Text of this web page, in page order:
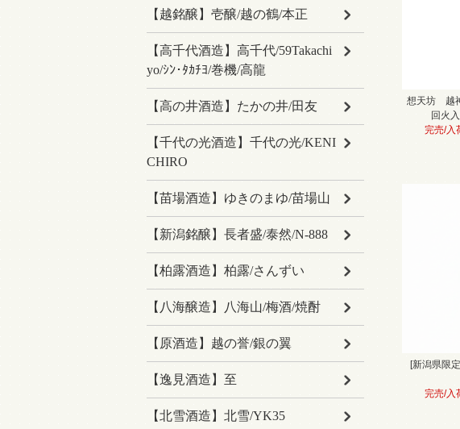
想天坊 越
回火
完売/入
[新潟県限
完売/入
【越銘醸】壱醸/越の鶴/本正
【高千代酒造】高千代/59Takachi
yo/ｼﾝ･ﾀｶﾁﾖ/巻機/高龍
【高の井酒造】たかの井/田友
【千代の光酒造】千代の光/KENI
CHIRO
【苗場酒造】ゆきのまゆ/苗場山
【新潟銘醸】長者盛/泰然/N-888
【柏露酒造】柏露/さんずい
【八海醸造】八海山/梅酒/焼酎
【原酒造】越の誉/銀の翼
【逸見酒造】至
【北雪酒造】北雪/YK35